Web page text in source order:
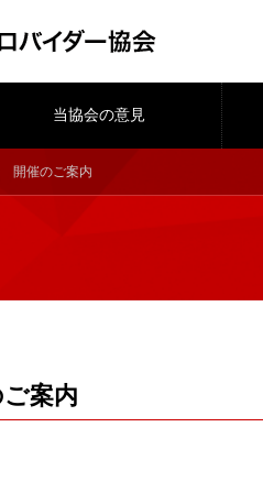
当協会の意見
開催のご案内
案内